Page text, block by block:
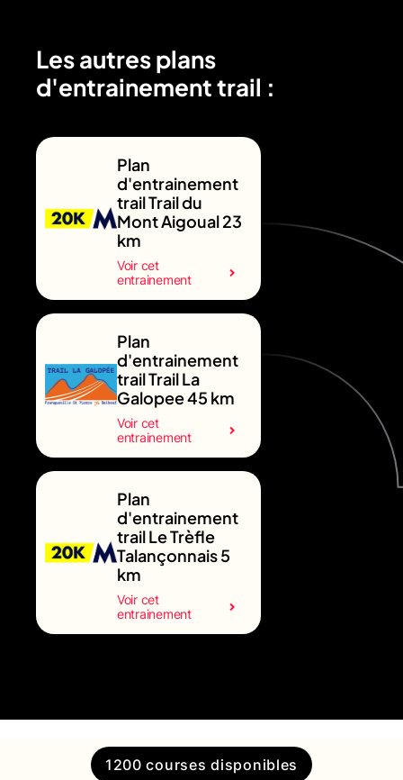
Les autres plans
d'entrainement trail :
Plan
d'entrainement
trail Trail du
Mont Aigoual 23
km
Voir cet
entrainement
Plan
d'entrainement
trail Trail La
Galopee 45 km
Voir cet
entrainement
Plan
d'entrainement
trail Le Trèfle
Talançonnais 5
km
Voir cet
entrainement
1200 courses disponibles